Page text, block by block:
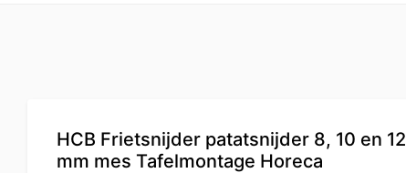
HCB Frietsnijder patatsnijder 8, 10 en 12
mm mes Tafelmontage Horeca